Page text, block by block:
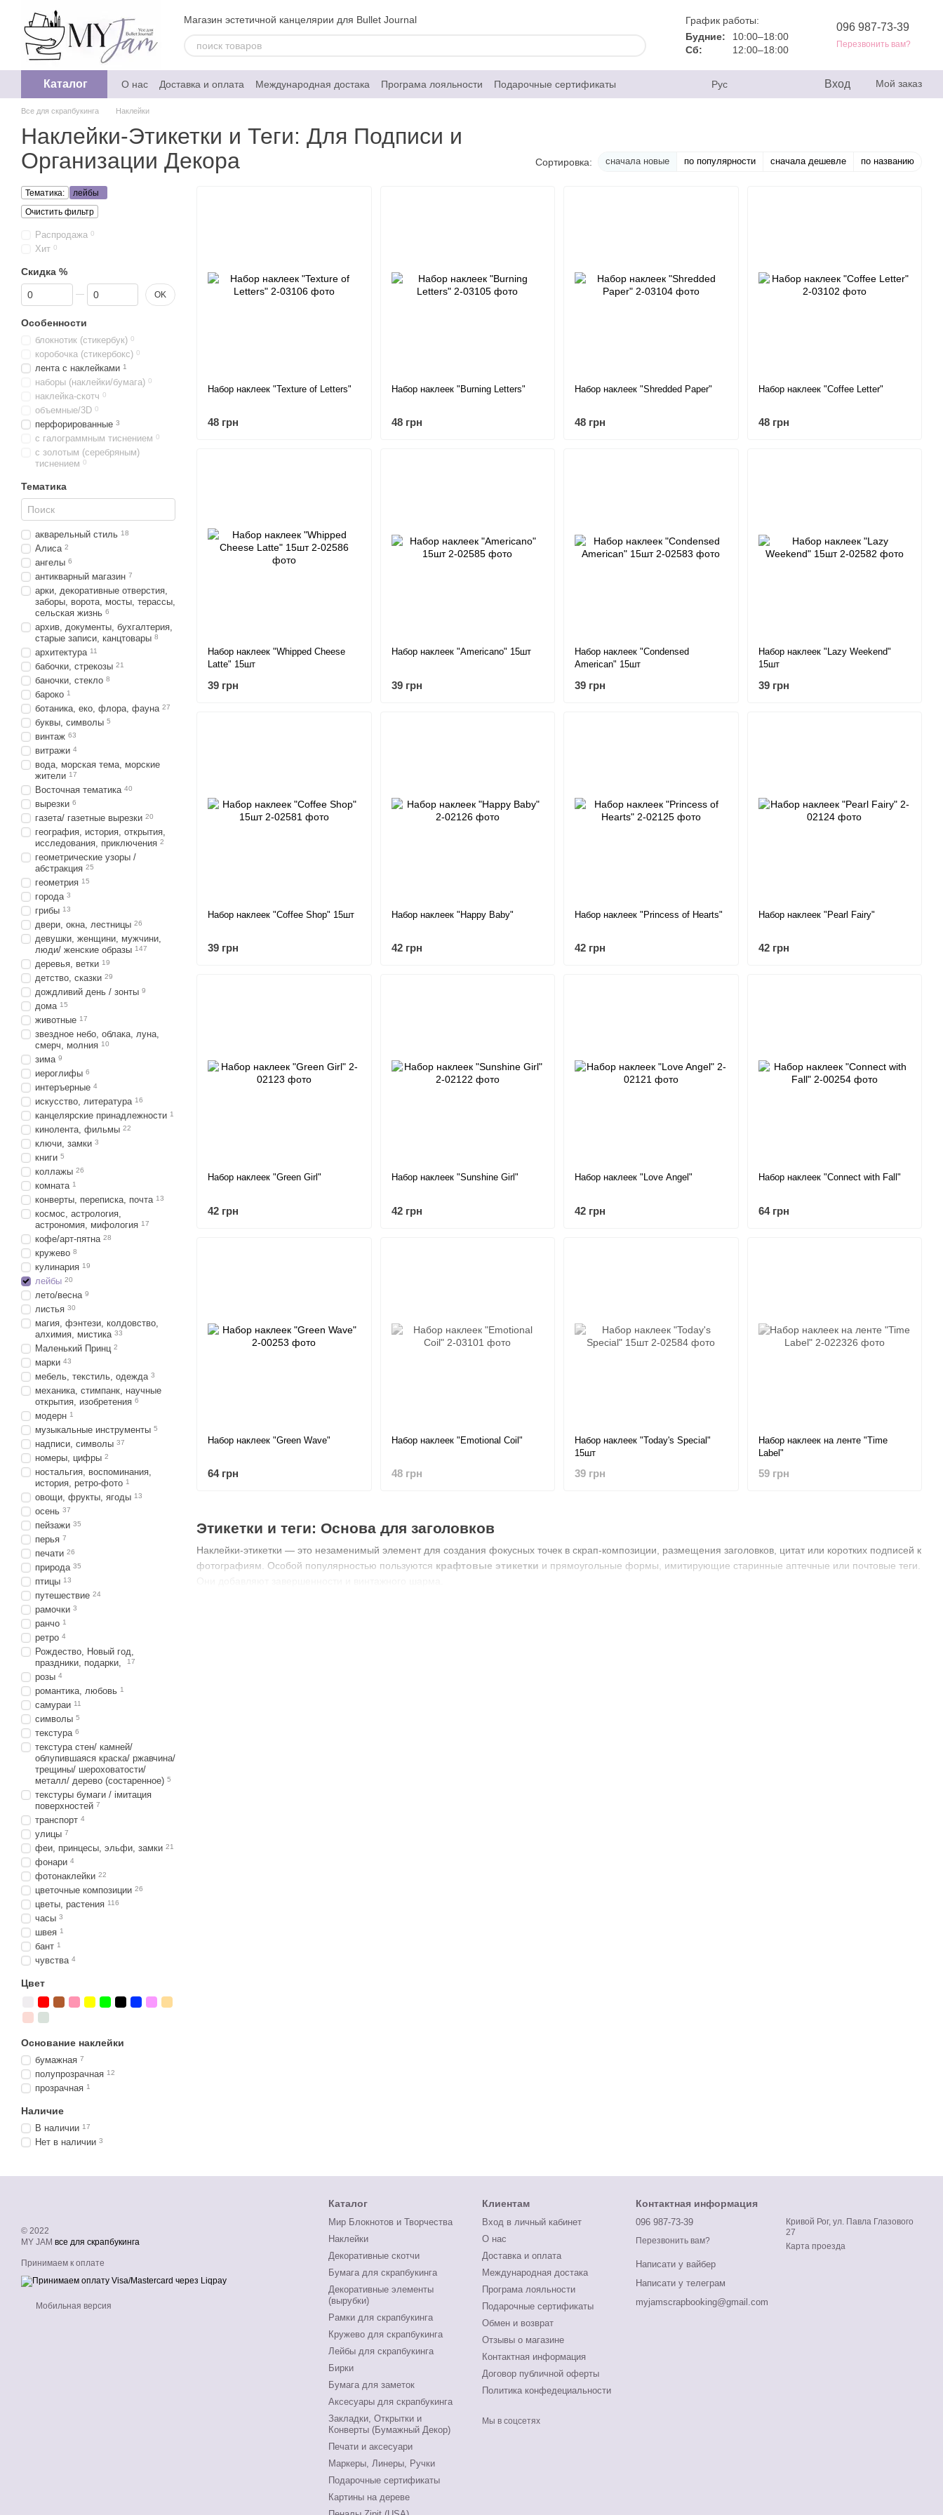
Перейти к основному контенту
Магазин эстетичной канцелярии для Bullet Journal
График работы:
Будние:
10:00–18:00
Сб:
12:00–18:00
096 987-73-39
Перезвонить вам?
Каталог О нас Доставка и оплата Международная достака Програма лояльности
Подарочные сертификаты
Обмен и возврат
Отзывы о магазине Контактная информация
Договор публичной оферты
Политика конфедециальности
Рус Вход Мой заказ
Все для скрапбукинга Наклейки
Наклейки-Этикетки и Теги: Для Подписи и
Организации Декора
Сортировка: сначала новые по популярности сначала дешевле по названию
Этикетки и теги: Основа для заголовков
Наклейки-этикетки — это незаменимый элемент для создания фокусных точек в скрап-композиции, размещения заголовков, цитат или коротких подписей к
фотографиям. Особой популярностью пользуются крафтовые этикетки и прямоугольные формы, имитирующие старинные аптечные или почтовые теги.
Набор наклеек "Texture of Letters"
48 грн
Набор наклеек "Burning Letters"
48 грн
Набор наклеек "Shredded Paper"
48 грн
Набор наклеек "Coffee Letter"
48 грн
Набор наклеек "Whipped Cheese
Latte" 15шт
39 грн
Набор наклеек "Americano" 15шт
39 грн
Набор наклеек "Condensed
American" 15шт
39 грн
Набор наклеек "Lazy Weekend"
15шт
39 грн
Набор наклеек "Coffee Shop" 15шт
39 грн
Набор наклеек "Happy Baby"
42 грн
Набор наклеек "Princess of Hearts"
42 грн
Набор наклеек "Pearl Fairy"
42 грн
Набор наклеек "Green Girl"
42 грн
Набор наклеек "Sunshine Girl"
42 грн
Набор наклеек "Love Angel"
42 грн
Набор наклеек "Connect with Fall"
64 грн
Набор наклеек "Green Wave"
64 грн
Набор наклеек "Emotional Coil"
48 грн
Набор наклеек "Today's Special"
15шт
39 грн
Набор наклеек на ленте "Time
Label"
59 грн
Тематика:
лейбы
Очистить фильтр
Распродажа 0
Хит 0
Скидка %
От Скидка %
До Скидка % OK
Особенности
блокнотик (стикербук) 0
коробочка (стикербокс) 0
лента с наклейками 1
наборы (наклейки/бумага) 0
наклейка-скотч 0
объемные/3D 0
перфорированные 3
с галограммным тиснением 0
с золотым (серебряным)
тиснением 0
Тематика
акварельный стиль 18
Алиса 2
ангелы 6
антикварный магазин 7
арки, декоративные отверстия,
заборы, ворота, мосты, терассы,
сельская жизнь 6
архив, документы, бухгалтерия,
старые записи, канцтовары 8
архитектура 11
бабочки, стрекозы 21
баночки, стекло 8
бароко 1
ботаника, еко, флора, фауна 27
буквы, символы 5
винтаж 63
витражи 4
вода, морская тема, морские
жители 17
Восточная тематика 40
вырезки 6
газета/ газетные вырезки 20
география, история, открытия,
исследования, приключения 2
геометрические узоры /
абстракция 25
геометрия 15
города 3
грибы 13
двери, окна, лестницы 26
девушки, женщини, мужчини,
люди/ женские образы 147
деревья, ветки 19
детство, сказки 29
дождливий день / зонты 9
дома 15
животные 17
звездное небо, облака, луна,
смерч, молния 10
зима 9
иероглифы 6
интеръерные 4
искусство, литература 16
канцелярские принадлежности 1
кинолента, фильмы 22
ключи, замки 3
книги 5
коллажы 26
комната 1
конверты, переписка, почта 13
космос, астрология,
астрономия, мифология 17
кофе/арт-пятна 28
кружево 8
кулинария 19
лейбы 20
лето/весна 9
листья 30
магия, фэнтези, колдовство,
алхимия, мистика 33
Маленький Принц 2
марки 43
мебель, текстиль, одежда 3
механика, стимпанк, научные
открытия, изобретения 6
модерн 1
музыкальные инструменты 5
надписи, символы 37
номеры, цифры 2
ностальгия, воспоминания,
история, ретро-фото 1
овощи, фрукты, ягоды 13
осень 37
пейзажи 35
перья 7
печати 26
природа 35
птицы 13
путешествие 24
рамочки 3
ранчо 1
ретро 4
Рождество, Новый год,
праздники, подарки,
17
розы 4
романтика, любовь 1
самураи 11
символы 5
текстура 6
текстура стен/ камней/
облупившаяся краска/ ржавчина/
трещины/ шероховатости/
металл/ дерево (состаренное) 5
текстуры бумаги / імитация
поверхностей 7
транспорт 4
улицы 7
феи, принцесы, эльфи, замки 21
фонари 4
фотонаклейки 22
цветочные композиции 26
цветы, растения 116
часы 3
швея 1
бант 1
чувства 4
Цвет
Основание наклейки
бумажная 7
полупрозрачная 12
прозрачная 1
Наличие
В наличии 17
Нет в наличии 3
© 2022
MY JAM все для скрапбукинга
Принимаем к оплате
Мобильная версия
Каталог
Мир Блокнотов и Творчества
Наклейки
Декоративные скотчи
Бумага для скрапбукинга
Декоративные элементы
(вырубки)
Рамки для скрапбукинга
Кружево для скрапбукинга
Лейбы для скрапбукинга
Бирки
Бумага для заметок
Аксесуары для скрапбукинга
Закладки, Открытки и
Конверты (Бумажный Декор)
Печати и аксесуари
Маркеры, Линеры, Ручки
Подарочные сертификаты
Картины на дереве
Клиентам
Вход в личный кабинет
О нас
Доставка и оплата
Международная достака
Програма лояльности
Подарочные сертификаты
Обмен и возврат
Отзывы о магазине
Контактная информация
Договор публичной оферты
Политика конфедециальности
Мы в соцсетях
Контактная информация
096 987-73-39
Перезвонить вам?
Написати у вайбер
Написати у телеграм
myjamscrapbooking@gmail.com
Кривой Рог, ул. Павла Глазового
27
Карта проезда